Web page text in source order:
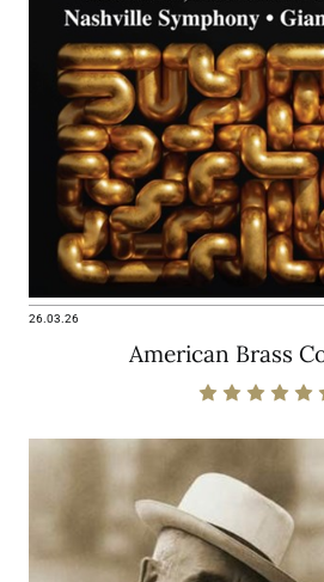
26.03.26
American Brass